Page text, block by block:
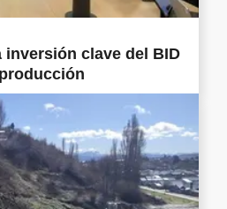
inversión clave del BID